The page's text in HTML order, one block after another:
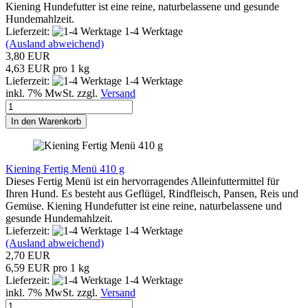
Kiening Hundefutter ist eine reine, naturbelassene und gesunde
Hundemahlzeit.
Lieferzeit:
1-4 Werktage
(Ausland abweichend)
3,80 EUR
4,63 EUR pro 1 kg
Lieferzeit:
1-4 Werktage
inkl. 7% MwSt. zzgl. Versand
In den Warenkorb
Kiening Fertig Menü 410 g
Dieses Fertig Menü ist ein hervorragendes Alleinfuttermittel für
Ihren Hund. Es besteht aus Geflügel, Rindfleisch, Pansen, Reis und
Gemüse. Kiening Hundefutter ist eine reine, naturbelassene und
gesunde Hundemahlzeit.
Lieferzeit:
1-4 Werktage
(Ausland abweichend)
2,70 EUR
6,59 EUR pro 1 kg
Lieferzeit:
1-4 Werktage
inkl. 7% MwSt. zzgl. Versand